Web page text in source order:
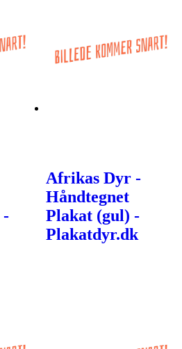
-
Afrikas Dyr -
Håndtegnet
Plakat (gul) -
Plakatdyr.dk